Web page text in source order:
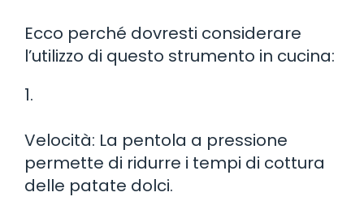
Ecco perché dovresti considerare
l’utilizzo di questo strumento in cucina:
1.
Velocità: La pentola a pressione
permette di ridurre i tempi di cottura
delle patate dolci.